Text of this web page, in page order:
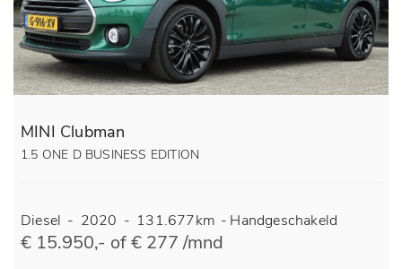
MINI Clubman
1.5 ONE D BUSINESS EDITION
Diesel - 2020 - 131.677km - Handgeschakeld
€ 15.950,- of € 277 /mnd